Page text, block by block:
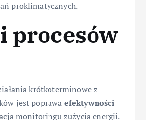
proklimatycznych.
procesów
krótkoterminowe z
jest poprawa efektywności
monitoringu zużycia energii.